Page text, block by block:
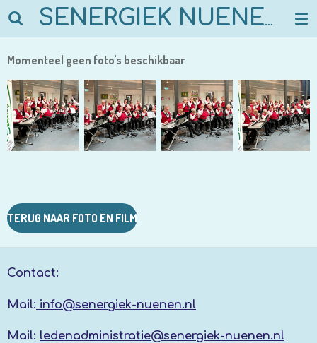
Ga
de
hoofdinhoud
SENERGIEK NUENEN
Momenteel geen foto's beschikbaar
TERUG NAAR FOTO EN FILM
Contact:
Mail: info@senergiek-nuenen.nl
Mail: ledenadministratie@senergiek-nuenen.nl